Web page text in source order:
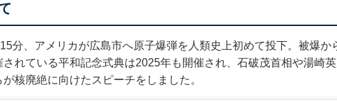
分、アメリカが広島市へ原子爆弾を人類史上初めて投下。被爆か
されている平和記念式典は2025年も開催され、石破茂首相や湯崎
核廃絶に向けたスピーチをしました。